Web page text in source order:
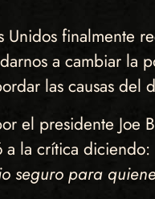
Unidos finalmente
a cambiar la
las causas del
el presidente Joe
a la crítica diciendo:
seguro para